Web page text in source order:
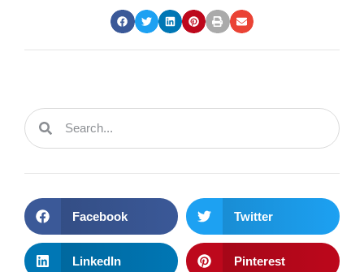
Facebook Twitter
LinkedIn Pinterest